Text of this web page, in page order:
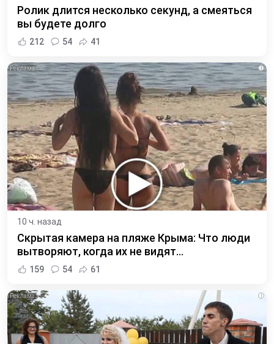
Ролик длится несколько секунд, а смеяться
вы будете долго
212 54 41
i
10 ч. назад
Скрытая камера на пляже Крыма: Что люди
вытворяют, когда их не видят...
159 54 61
i